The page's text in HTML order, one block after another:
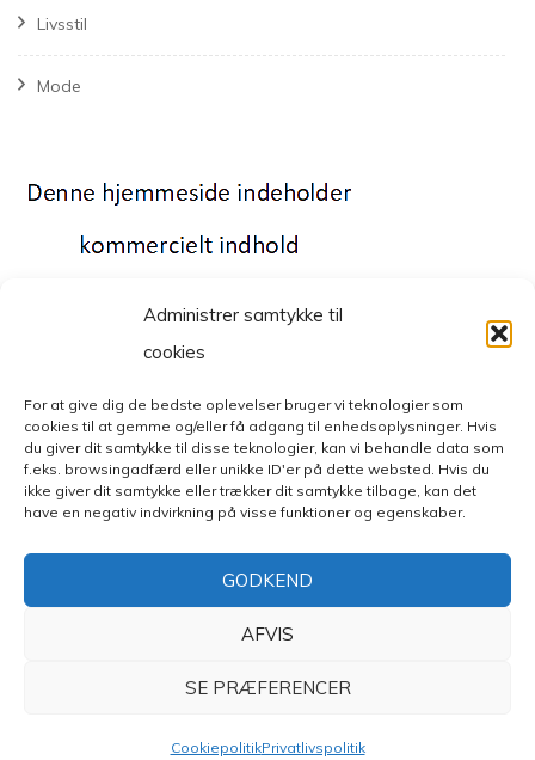
Administrer samtykke til
cookies
For at give dig de bedste oplevelser bruger vi teknologier som
cookies til at gemme og/eller få adgang til enhedsoplysninger. Hvis
du giver dit samtykke til disse teknologier, kan vi behandle data som
f.eks. browsingadfærd eller unikke ID'er på dette websted. Hvis du
ikke giver dit samtykke eller trækker dit samtykke tilbage, kan det
have en negativ indvirkning på visse funktioner og egenskaber.
GODKEND
AFVIS
SE PRÆFERENCER
CookiepolitikPrivatlivspolitik
Livsstil
Mode
© Copyright 2026Mode- og livsstilsblog. All Rights Reserved.
Fashion Diva | Developed ByBlossom Themes
. Powered by
WordPress
. Privatlivspolitik